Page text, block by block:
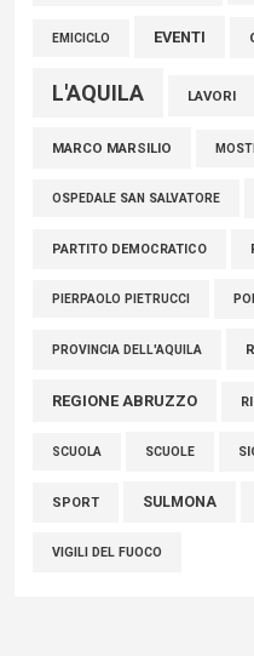
EMICICLO EVENTI
L'AQUILA LAVORI
MARCO MARSILIO
OSPEDALE SAN SALVATORE
PARTITO DEMOCRATICO
PIERPAOLO PIETRUCCI
PROVINCIA DELL'AQUILA
REGIONE ABRUZZO
SCUOLA SCUOLE
SPORT SULMONA
VIGILI DEL FUOCO